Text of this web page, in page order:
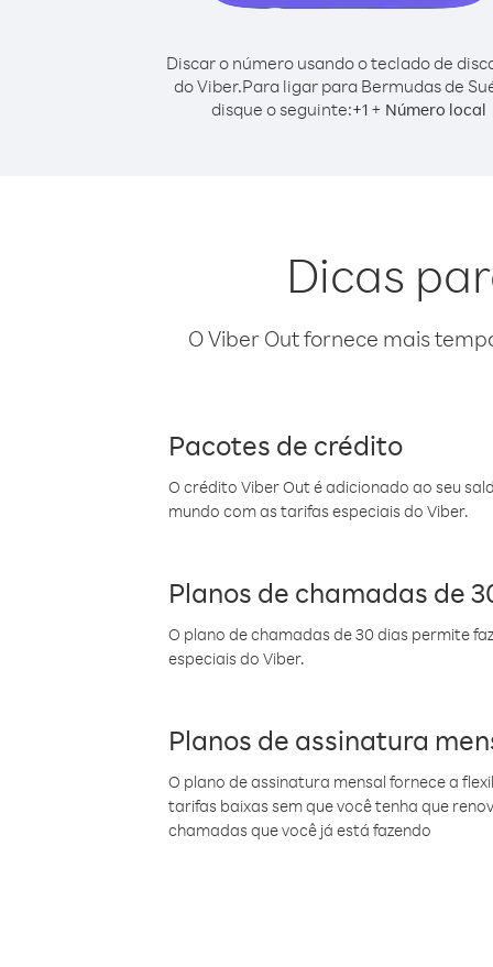
Discar o número usando o teclado de
do Viber.Para ligar para Bermudas de
disque o seguinte:+1 + Número local
Dicas
O Viber Out fornece mais
Pacotes de crédito
O crédito Viber Out é adicionado ao seu
mundo com as tarifas especiais do Viber.
Planos de chamadas de
O plano de chamadas de 30 dias permite
especiais do Viber.
Planos de assinatura
O plano de assinatura mensal fornece a
tarifas baixas sem que você tenha que
chamadas que você já está fazendo